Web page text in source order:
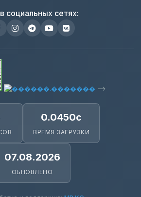
социальных сетях:
-->
0.0450с
ВРЕМЯ ЗАГРУЗКИ
07.08.2026
ОБНОВЛЕНО